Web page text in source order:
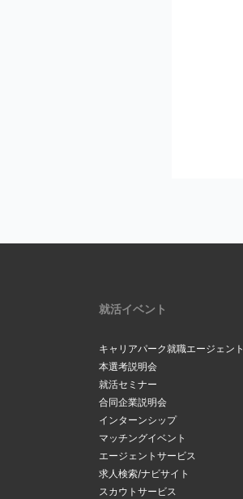
就活イベント
キャリアパーク就職エージェント
本選考説明会
就活セミナー
合同企業説明会
インターンシップ
マッチングイベント
エージェントサービス
求人検索/ナビサイト
スカウトサービス